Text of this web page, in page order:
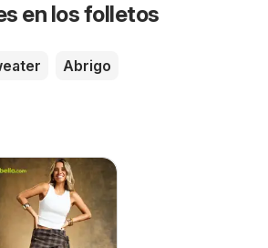
en los folletos
Abrigo